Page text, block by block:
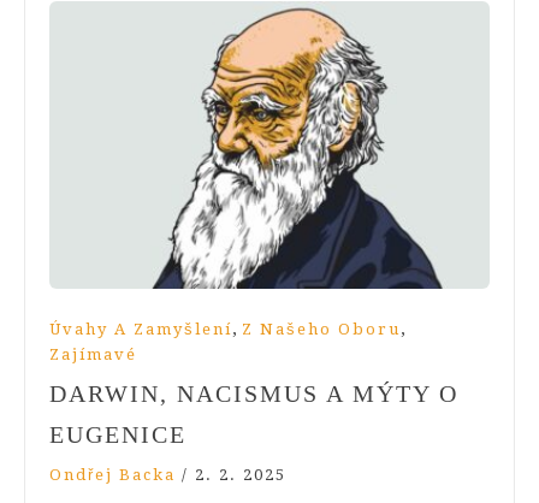
Úvahy A Zamyšlení, Z Našeho Oboru,
Zajímavé
DARWIN, NACISMUS A MÝTY O
EUGENICE
Ondřej Backa / 2. 2. 2025